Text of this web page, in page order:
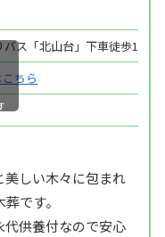
ス「北山台」下車徒歩10分
ちら
しい木々に包まれ
です。
供養付なので安心